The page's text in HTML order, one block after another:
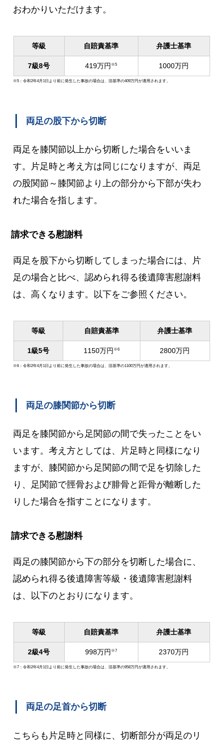
おわかりいただけます。
等級 自賠責基準 弁護士基準
7級8号 419万円 ※5 1000万円
※5：令和2年4月1日より前に発生した事故の場合は、旧基準の409万円が適用されます。
両足の股下から切断
両足を膝関節以上から切断した場合をいいま
す。片足時と考え方は同じになりますが、両足
の股関節～膝関節より上の部分から下部が失わ
れた場合を指します。
請求できる慰謝料
両足を股下から切断してしまった場合には、片
足の場合と比べ、認められ得る後遺障害慰謝料
は、高くなります。以下をご参照ください。
等級 自賠責基準 弁護士基準
1級5号 1150万円 ※6 2800万円
※6：令和2年4月1日より前に発生した事故の場合は、旧基準の1100万円が適用されます。
両足の膝関節から切断
両足を膝関節から足関節の間で失ったことをい
います。考え方としては、片足時と同様になり
ますが、膝関節から足関節の間で足を切除した
り、足関節で脛骨および腓骨と距骨が離断した
りした場合を指すことになります。
請求できる慰謝料
両足の膝関節から下の部分を切断した場合に、
認められ得る後遺障害等級・後遺障害慰謝料
は、以下のとおりになります。
等級 自賠責基準 弁護士基準
2級4号 998万円 ※7 2370万円
※7：令和2年4月1日より前に発生した事故の場合は、旧基準の958万円が適用されます。
両足の足首から切断
こちらも片足時と同様に、切断部分が両足のリ